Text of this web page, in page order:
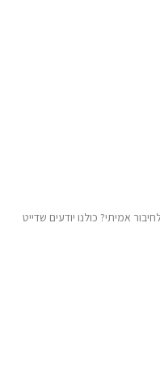
אמיתי? כולנו יודעים שדייט